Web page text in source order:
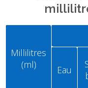
Millilitres
(ml)
Eau